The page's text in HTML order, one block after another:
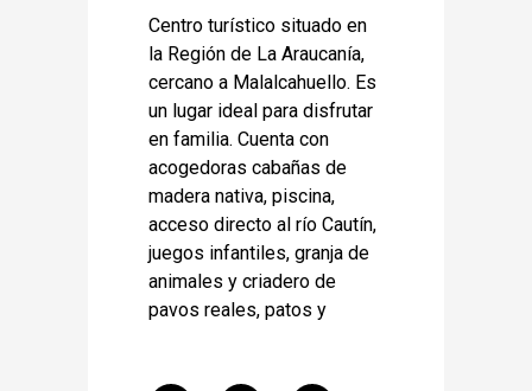
Centro turístico situado en
la Región de La Araucanía,
cercano a Malalcahuello. Es
un lugar ideal para disfrutar
en familia. Cuenta con
acogedoras cabañas de
madera nativa, piscina,
acceso directo al río Cautín,
juegos infantiles, granja de
animales y criadero de
pavos reales, patos y